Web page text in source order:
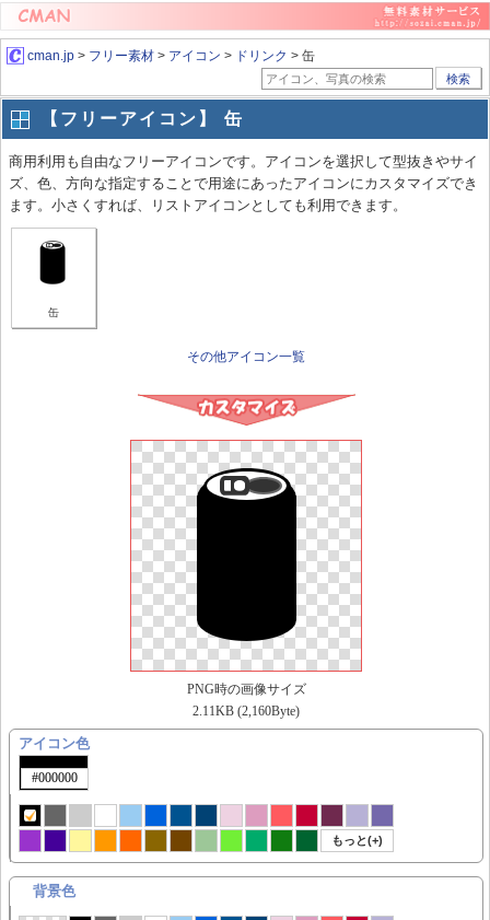
cman.jp > フリー素材 > アイコン > ドリンク > 缶
検索
【フリーアイコン】 缶
商用利用も自由なフリーアイコンです。アイコンを選択して型抜きやサイ
ズ、色、方向な指定することで用途にあったアイコンにカスタマイズでき
ます。小さくすれば、リストアイコンとしても利用できます。
缶
その他アイコン一覧
PNG時の画像サイズ
2.11KB (2,160Byte)
アイコン色
もっと(+)
背景色